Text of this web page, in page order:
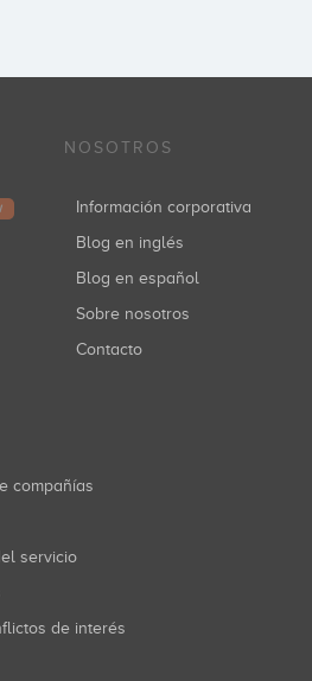
NOSOTROS
Información corporativa
Blog en inglés
Blog en español
Sobre nosotros
Contacto
compañías
servicio
de interés